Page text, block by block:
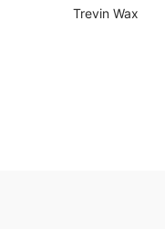
Trevin Wax